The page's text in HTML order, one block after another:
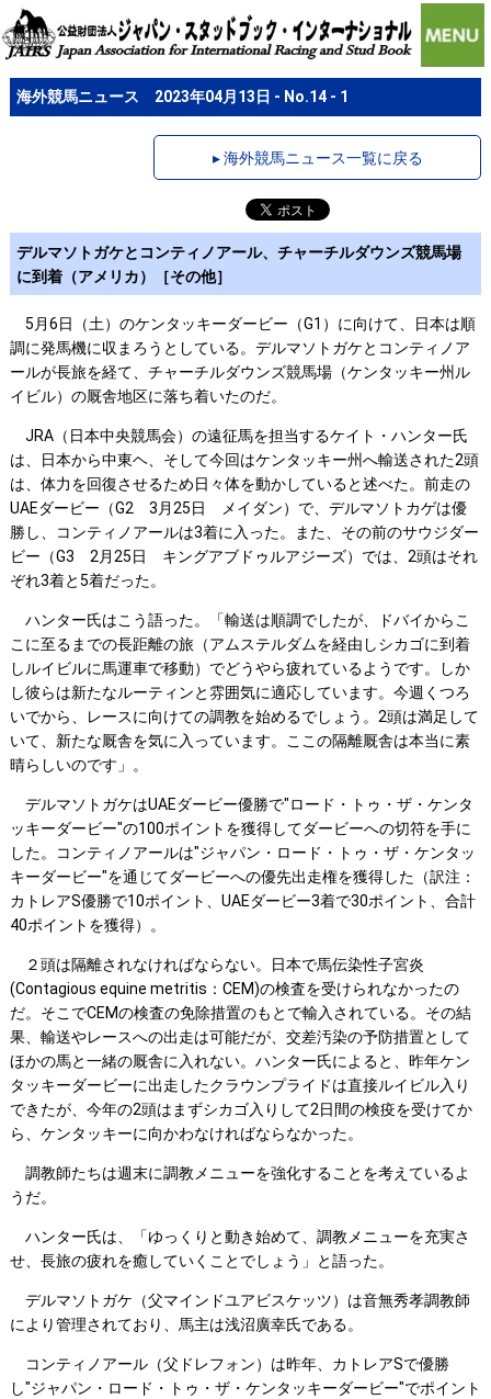
海外競馬ニュース 2023年04月13日 - No.14 - 1
▸ 海外競馬ニュース一覧に戻る
デルマソトガケとコンティノアール、チャーチルダウンズ競馬場
に到着（アメリカ）［その他］
5月6日（土）のケンタッキーダービー（G1）に向けて、日本は順
調に発馬機に収まろうとしている。デルマソトガケとコンティノア
ールが長旅を経て、チャーチルダウンズ競馬場（ケンタッキー州ル
イビル）の厩舎地区に落ち着いたのだ。
JRA（日本中央競馬会）の遠征馬を担当するケイト・ハンター氏
は、日本から中東ヘ、そして今回はケンタッキー州へ輸送された2頭
は、体力を回復させるため日々体を動かしていると述べた。前走の
UAEダービー（G2 3月25日 メイダン）で、デルマソトカゲは優
勝し、コンティノアールは3着に入った。また、その前のサウジダー
ビー（G3 2月25日 キングアブドゥルアジーズ）では、2頭はそれ
ぞれ3着と5着だった。
ハンター氏はこう語った。「輸送は順調でしたが、ドバイからこ
こに至るまでの長距離の旅（アムステルダムを経由しシカゴに到着
しルイビルに馬運車で移動）でどうやら疲れているようです。しか
し彼らは新たなルーティンと雰囲気に適応しています。今週くつろ
いでから、レースに向けての調教を始めるでしょう。2頭は満足して
いて、新たな厩舎を気に入っています。ここの隔離厩舎は本当に素
晴らしいのです」。
デルマソトガケはUAEダービー優勝で"ロード・トゥ・ザ・ケンタ
ッキーダービー"の100ポイントを獲得してダービーへの切符を手に
した。コンティノアールは"ジャパン・ロード・トゥ・ザ・ケンタッ
キーダービー"を通じてダービーへの優先出走権を獲得した（訳注：
カトレアS優勝で10ポイント、UAEダービー3着で30ポイント、合計
40ポイントを獲得）。
２頭は隔離されなければならない。日本で馬伝染性子宮炎
(Contagious equine metritis：CEM)の検査を受けられなかったの
だ。そこでCEMの検査の免除措置のもとで輸入されている。その結
果、輸送やレースへの出走は可能だが、交差汚染の予防措置として
ほかの馬と一緒の厩舎に入れない。ハンター氏によると、昨年ケン
タッキーダービーに出走したクラウンプライドは直接ルイビル入り
できたが、今年の2頭はまずシカゴ入りして2日間の検疫を受けてか
ら、ケンタッキーに向かわなければならなかった。
調教師たちは週末に調教メニューを強化することを考えているよ
うだ。
ハンター氏は、「ゆっくりと動き始めて、調教メニューを充実さ
せ、長旅の疲れを癒していくことでしょう」と語った。
デルマソトガケ（父マインドユアビスケッツ）は音無秀孝調教師
により管理されており、馬主は浅沼廣幸氏である。
コンティノアール（父ドレフォン）は昨年、カトレアSで優勝
し"ジャパン・ロード・トゥ・ザ・ケンタッキーダービー"でポイント